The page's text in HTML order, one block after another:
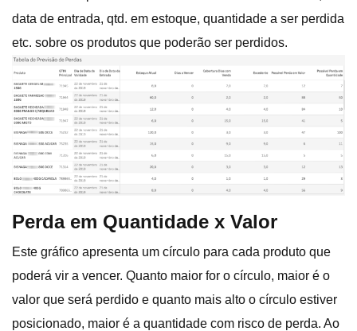
data de entrada, qtd. em estoque, quantidade a ser perdida
etc. sobre os produtos que poderão ser perdidos.
Perda em Quantidade x Valor
Este gráfico apresenta um círculo para cada produto que
poderá vir a vencer. Quanto maior for o círculo, maior é o
valor que será perdido e quanto mais alto o círculo estiver
posicionado, maior é a quantidade com risco de perda. Ao